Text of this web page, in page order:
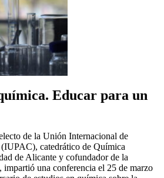
Educar para un
de la Unión Internacional de
catedrático de Química
de Alicante y cofundador de la
impartió una conferencia el 25 de marzo